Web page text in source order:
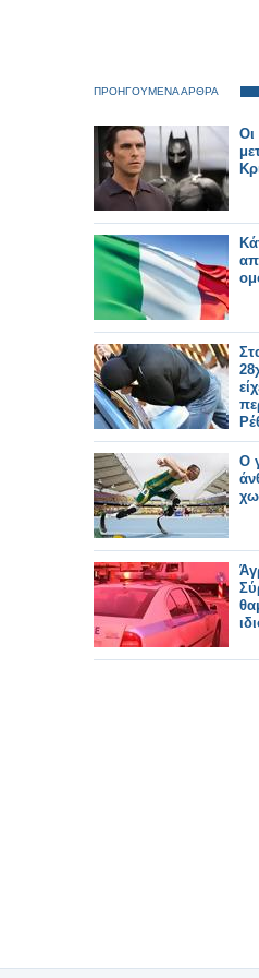
ΠΡΟΗΓΟΥΜΕΝΑ ΑΡΘΡΑ
Οι
O